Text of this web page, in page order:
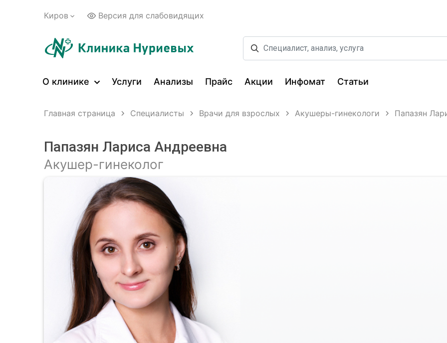
Киров Версия для слабовидящих
О клинике Услуги Анализы Прайс Акции Инфомат Статьи
Главная страница Специалисты Врачи для взрослых Акушеры-гинекологи Папазян
Папазян Лариса Андреевна
Акушер-гинеколог